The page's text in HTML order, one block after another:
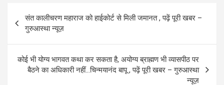
o
o
k
d
o
n
navigation
संत कालीचरण महाराज को हाईकोर्ट से मिली जमानत , पढ़ें पूरी खबर –
गुरुआस्था न्यूज़
कोई भी योग्य भागवत कथा कर सकता है, अयोग्य ब्राह्मण भी व्यासपीठ पर
बैठने का अधिकारी नहीं…चिन्मयानंद बापू , पढ़ें पूरी खबर – गुरुआस्था
न्यूज़